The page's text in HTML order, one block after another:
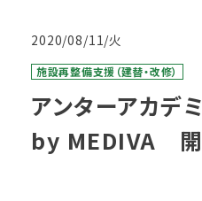
2020/08/11/火
施設再整備支援（建替・改修）
アンターアカ
by MEDIVA 開